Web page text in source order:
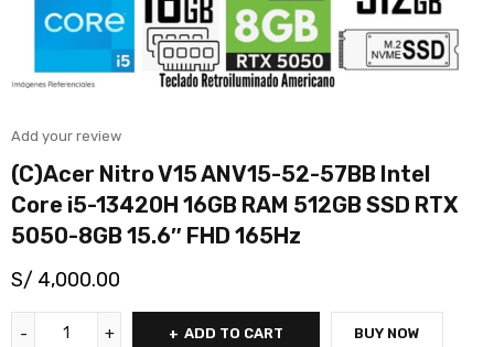
Add your review
(C)Acer Nitro V15 ANV15-52-57BB Intel
Core i5-13420H 16GB RAM 512GB SSD RTX
5050-8GB 15.6″ FHD 165Hz
S/ 4,000.00
ADD TO CART BUY NOW